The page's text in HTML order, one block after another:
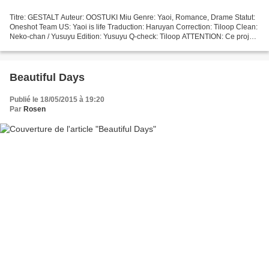
Titre: GESTALT Auteur: OOSTUKI Miu Genre: Yaoi, Romance, Drame Statut:
Oneshot Team US: Yaoi is life Traduction: Haruyan Correction: Tiloop Clean:
Neko-chan / Yusuyu Edition: Yusuyu Q-check: Tiloop ATTENTION: Ce projet
Beautiful Days
Publié le 18/05/2015 à 19:20
Par Rosen